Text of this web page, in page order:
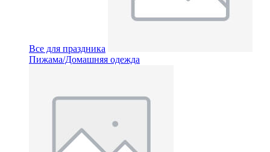
Все для праздника
Пижама/Домашняя одежда